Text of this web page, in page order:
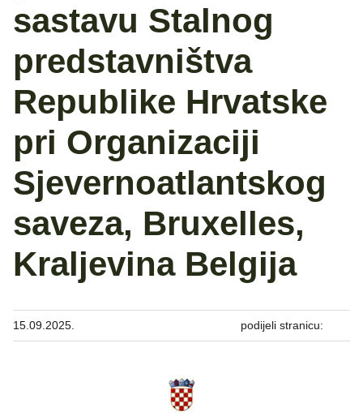
sastavu Stalnog
predstavništva
Republike Hrvatske
pri Organizaciji
Sjevernoatlantskog
saveza, Bruxelles,
Kraljevina Belgija
15.09.2025. podijeli stranicu: